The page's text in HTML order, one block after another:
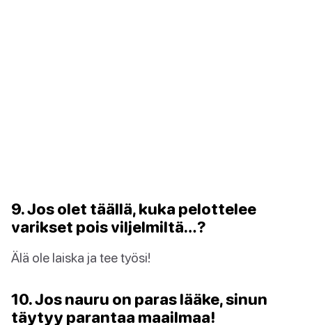
9. Jos olet täällä, kuka pelottelee
varikset pois viljelmiltä…?
Älä ole laiska ja tee työsi!
10. Jos nauru on paras lääke, sinun
täytyy parantaa maailmaa!